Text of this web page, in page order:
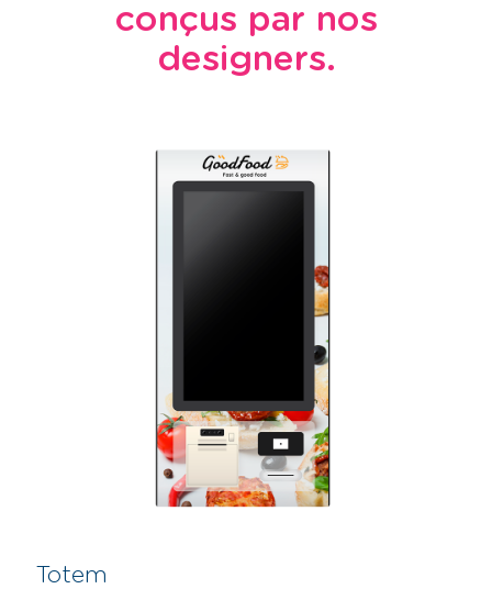
conçus par nos
designers.
Totem